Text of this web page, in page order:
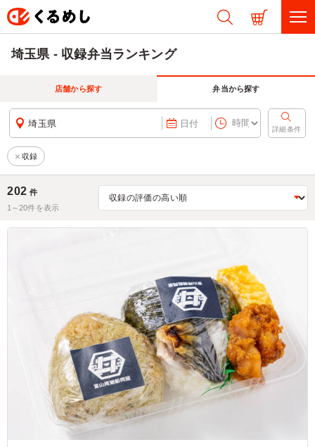
埼玉県 - 収録弁当ランキング
店舗から探す 弁当から探す
埼玉県 日付
詳細条件
収録
202 件
1～20件を表示